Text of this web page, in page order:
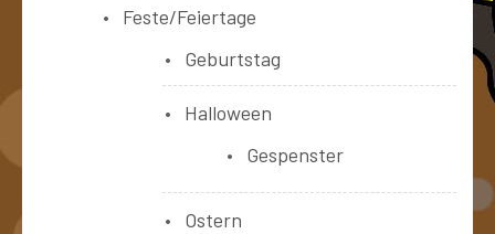
Feste/Feiertage
Geburtstag
Halloween
Gespenster
Ostern